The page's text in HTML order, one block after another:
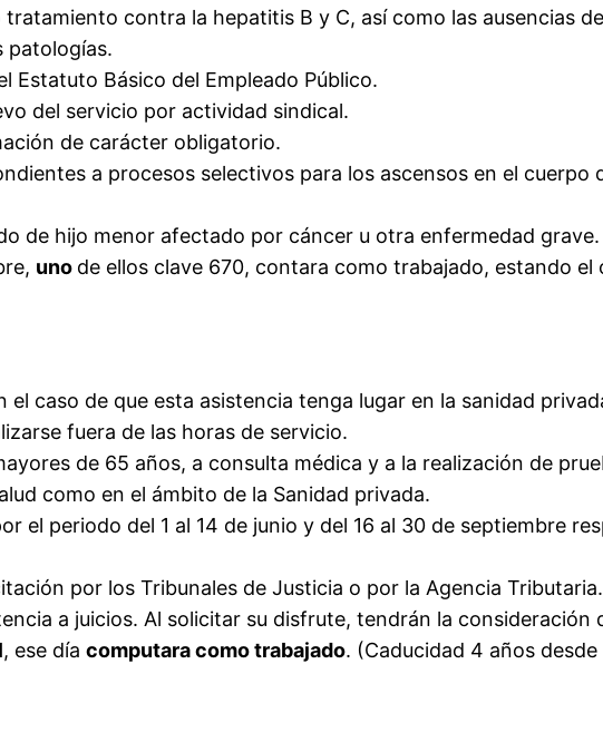
contra la hepatitis B y C, así como las ausencias
patologías.
Estatuto Básico del Empleado Público.
del servicio por actividad sindical.
de carácter obligatorio.
a procesos selectivos para los ascensos en el cuerpo
de hijo menor afectado por cáncer u otra enfermedad grave.
uno de ellos clave 670, contara como trabajado, estando
caso de que esta asistencia tenga lugar en la sanidad
fuera de las horas de servicio.
de 65 años, a consulta médica y a la realización de
como en el ámbito de la Sanidad privada.
el periodo del 1 al 14 de junio y del 16 al 30 de septiembre
por los Tribunales de Justicia o por la Agencia Tributaria.
a juicios. Al solicitar su disfrute, tendrán la consideración
, ese día computara como trabajado. (Caducidad 4 años